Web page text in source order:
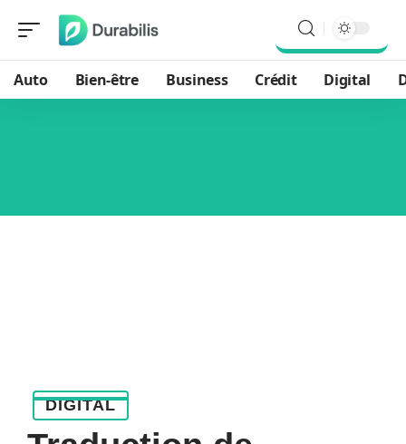
Auto Bien-être Business Crédit Digital
DIGITAL